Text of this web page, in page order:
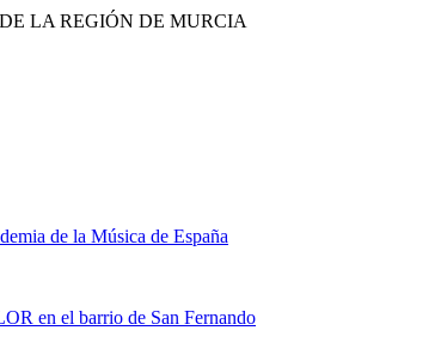
LA REGIÓN DE MURCIA
de la Música de España
en el barrio de San Fernando